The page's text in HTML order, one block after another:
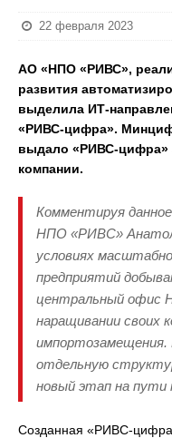
22 февраля 2023
АО «НПО «РИВС»,
развития
выделила ИТ-
«РИВС-цифра».
выдало «РИВС-цифра»
компании.
Комментируя
НПО «РИВС»
условиях
предприятий
центральный офис
наращивании своих
импортозамещения.
отдельную
новый этап на пути
Созданная «РИВС-